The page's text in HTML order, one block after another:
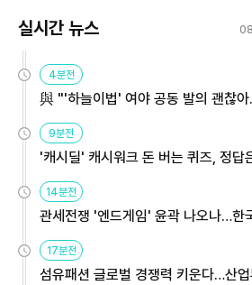
실시간 뉴스
4분전
與 "'하늘이법' 여야 공동 발의 괜찮
9분전
'캐시딜' 캐시워크 돈 버는 퀴즈, 정답
14분전
관세전쟁 '엔드게임' 윤곽 나오나…한
용해야
17분전
섬유패션 글로벌 경쟁력 키운다…산